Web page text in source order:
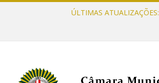
ÚLTIMAS ATUALIZAÇÕES: